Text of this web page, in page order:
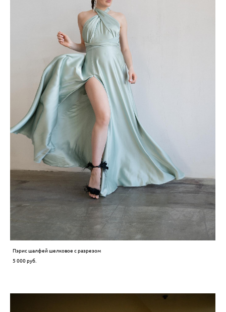
Пэрис шалфей шелковое с разрезом
5 000 pуб.